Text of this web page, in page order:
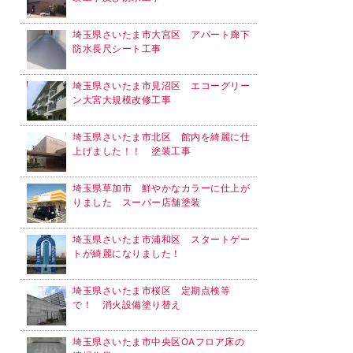
埼玉県さいたま市大宮区 アパート廊下
防水長尺シート工事
埼玉県さいたま市見沼区 エコーグリー
ン大宮大規模改修工事
埼玉県さいたま市北区 館内を綺麗に仕
上げました！！ 塗装工事
埼玉県草加市 鮮やかなカラーに仕上が
りました スーパー店舗塗装
埼玉県さいたま市浦和区 スタートゲー
トが綺麗になりました！
埼玉県さいたま市桜区 定期点検等
で！ 消火設備塗り替え
埼玉県さいたま市中央区OAフロア床の